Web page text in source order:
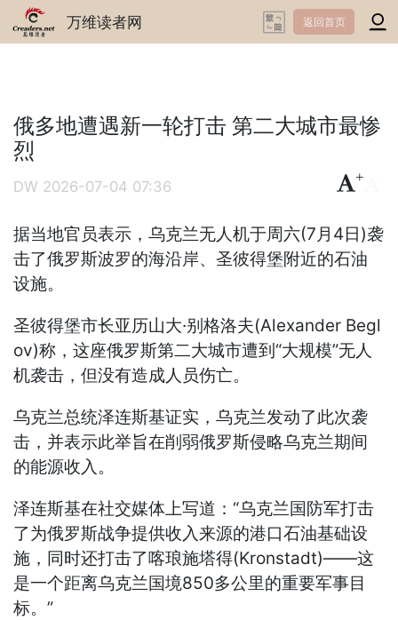
万维读者网 返回首页
俄多地遭遇新一轮打击 第二大城市最惨
烈
DW 2026-07-04 07:36
+
据当地官员表示，乌克兰无人机于周六(7月4日)袭
击了俄罗斯波罗的海沿岸、圣彼得堡附近的石油
设施。
圣彼得堡市长亚历山大·别格洛夫(Alexander Begl
ov)称，这座俄罗斯第二大城市遭到“大规模”无人
机袭击，但没有造成人员伤亡。
乌克兰总统泽连斯基证实，乌克兰发动了此次袭
击，并表示此举旨在削弱俄罗斯侵略乌克兰期间
的能源收入。
泽连斯基在社交媒体上写道：“乌克兰国防军打击
了为俄罗斯战争提供收入来源的港口石油基础设
施，同时还打击了喀琅施塔得(Kronstadt)——这
是一个距离乌克兰国境850多公里的重要军事目
标。”